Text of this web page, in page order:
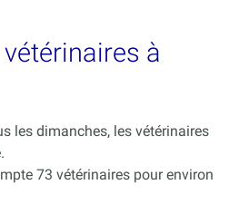
à
les dimanches, les vétérinaires
73 vétérinaires pour environ